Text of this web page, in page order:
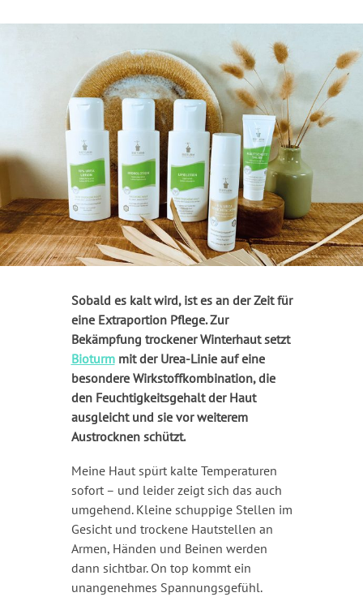
Sobald es kalt wird, ist es an der Zeit für
eine Extraportion Pflege. Zur
Bekämpfung trockener Winterhaut setzt
Bioturmmit der Urea-Linie auf eine
besondere Wirkstoffkombination, die
den Feuchtigkeitsgehalt der Haut
ausgleicht und sie vor weiterem
Austrocknen schützt.
Meine Haut spürt kalte Temperaturen
sofort – und leider zeigt sich das auch
umgehend. Kleine schuppige Stellen im
Gesicht und trockene Hautstellen an
Armen, Händen und Beinen werden
dann sichtbar. On top kommt ein
unangenehmes Spannungsgefühl.